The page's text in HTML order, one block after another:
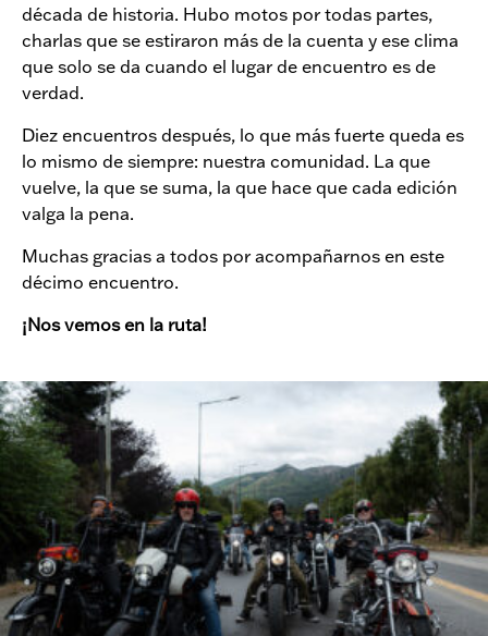
década de historia. Hubo motos por todas partes,
charlas que se estiraron más de la cuenta y ese clima
que solo se da cuando el lugar de encuentro es de
verdad.
Diez encuentros después, lo que más fuerte queda es
lo mismo de siempre: nuestra comunidad. La que
vuelve, la que se suma, la que hace que cada edición
valga la pena.
Muchas gracias a todos por acompañarnos en este
décimo encuentro.
¡Nos vemos en la ruta!